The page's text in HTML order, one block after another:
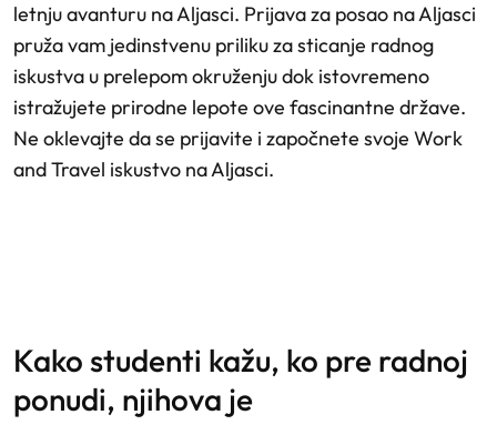
letnju avanturu na Aljasci. Prijava za posao na Aljasci
pruža vam jedinstvenu priliku za sticanje radnog
iskustva u prelepom okruženju dok istovremeno
istražujete prirodne lepote ove fascinantne države.
Ne oklevajte da se prijavite i započnete svoje Work
and Travel iskustvo na Aljasci.
kako studenti kažu, ko pre radnoj
ponudi, njihova je